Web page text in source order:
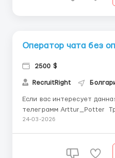
Оператор чата без
2500 $
RecruitRight
Если вас интересует
телеграмм Arttur_Potter Требования: младше 35
лет знание русского языка Обязанности: Поиск и
неделю, ВЫХОДНОЙ
24-03-2026